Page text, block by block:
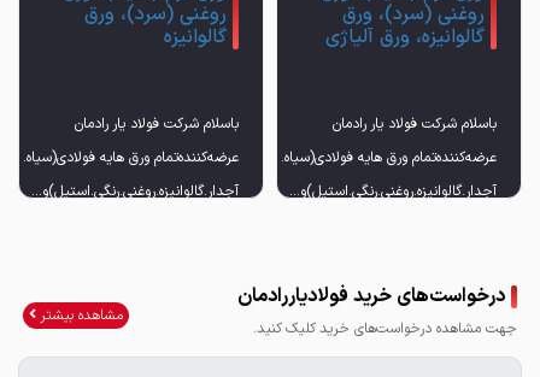
روغنی (سرد)، ورق
گالوانیزه، ورق آلیاژی
باسلام شرکت فولاد یار رادمان
عرضه‌کننده‌تمام ورق هایه فولادی(سیاه.
روغنی (سرد)، ورق
گالوانیزه
باسلام شرکت فولاد یار رادمان
عرضه‌کننده‌تمام ورق هایه فولادی(سیاه.
درخواست‌های خرید فولادیاررادمان
جهت مشاهده درخواست‌های خرید کلیک کنید.
مشاهده بیشتر